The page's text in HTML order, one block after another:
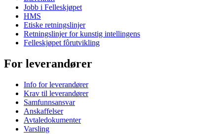
Jobb i Felleskjøpet
HMS
Etiske retningslinjer
Retningslinjer for kunstig intellingens
Felleskjøpet fôrutvikling
For leverandører
Info for leverandører
Krav til leverandører
Samfunnsansvar
Anskaffelser
Avtaledokumenter
Varsling